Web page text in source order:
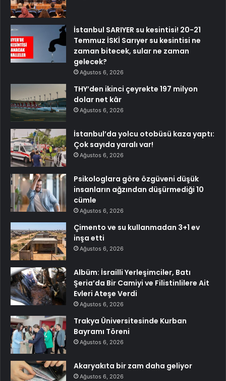
İstanbul SARIYER su kesintisi! 20-21
Temmuz İSKİ Sarıyer su kesintisi ne
zaman bitecek, sular ne zaman
gelecek?
Ağustos 6, 2026
THY’den ikinci çeyrekte 197 milyon
dolar net kâr
Ağustos 6, 2026
İstanbul’da yolcu otobüsü kaza yaptı:
Çok sayıda yaralı var!
Ağustos 6, 2026
Psikologlara göre özgüveni düşük
insanların ağzından düşürmediği 10
cümle
Ağustos 6, 2026
Çimento ve su kullanmadan 3+1 ev
inşa etti
Ağustos 6, 2026
Albüm: İsrailli Yerleşimciler, Batı
Şeria’da Bir Camiyi ve Filistinlilere Ait
Evleri Ateşe Verdi
Ağustos 6, 2026
Trakya Üniversitesinde Kurban
Bayramı Töreni
Ağustos 6, 2026
Akaryakıta bir zam daha geliyor
Ağustos 6, 2026